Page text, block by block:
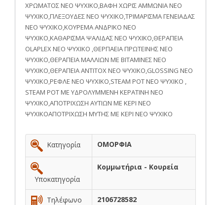
ΧΡΩΜΑΤΟΣ ΝΕΟ ΨΥΧΙΚΟ,ΒΑΦΗ ΧΩΡΙΣ ΑΜΜΩΝΙΑ ΝΕΟ
ΨΥΧΙΚΟ,ΠΛΕΞΟΥΔΕΣ ΝΕΟ ΨΥΧΙΚΟ,ΤΡΙΜΑΡΙΣΜΑ ΓΕΝΕΙΑΔΑΣ
ΝΕΟ ΨΥΧΙΚΟ,ΚΟΥΡΕΜΑ ΑΝΔΡΙΚΟ ΝΕΟ
ΨΥΧΙΚΟ,ΚΑΘΑΡΙΣΜΑ ΨΑΛΙΔΑΣ ΝΕΟ ΨΥΧΙΚΟ,ΘΕΡΑΠΕΙΑ
OLAPLEX ΝΕΟ ΨΥΧΙΚΟ ,ΘΕΡΠΑΕΙΑ ΠΡΩΤΕΙΝΗΣ ΝΕΟ
ΨΥΧΙΚΟ,ΘΕΡΑΠΕΙΑ ΜΑΛΛΙΩΝ ΜΕ ΒΙΤΑΜΙΝΕΣ ΝΕΟ
ΨΥΧΙΚΟ,ΘΕΡΑΠΕΙΑ ANTITOX ΝΕΟ ΨΥΧΙΚΟ,GLOSSING ΝΕΟ
ΨΥΧΙΚΟ,ΡΕΦΛΕ ΝΕΟ ΨΥΧΙΚΟ,STEAM POT ΝΕΟ ΨΥΧΙΚΟ ,
STEAM POT ΜΕ ΥΔΡΟΛΥΜΜΕΝΗ ΚΕΡΑΤΙΝΗ ΝΕΟ
ΨΥΧΙΚΟ,ΑΠΟΤΡΙΧΩΣΗ ΑΥΤΙΩΝ ΜΕ ΚΕΡΙ ΝΕΟ
ΨΥΧΙΚΟΑΠΟΤΡΙΧΩΣΗ ΜΥΤΗΣ ΜΕ ΚΕΡΙ ΝΕΟ ΨΥΧΙΚΟ
Κατηγορία ΟΜΟΡΦΙΑ
Υποκατηγορία
Κομμωτήρια - Κουρεία
Τηλέφωνο 2106728582